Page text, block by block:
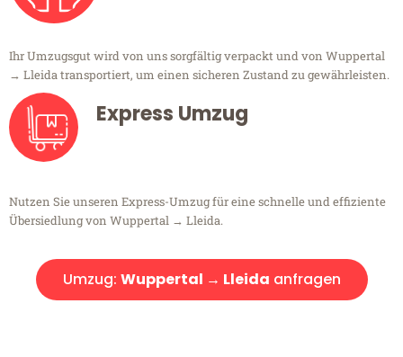
Ihr Umzugsgut wird von uns sorgfältig verpackt und von Wuppertal
→ Lleida transportiert, um einen sicheren Zustand zu gewährleisten.
Express Umzug
Nutzen Sie unseren Express-Umzug für eine schnelle und effiziente
Übersiedlung von Wuppertal → Lleida.
Umzug: Wuppertal → Lleida anfragen